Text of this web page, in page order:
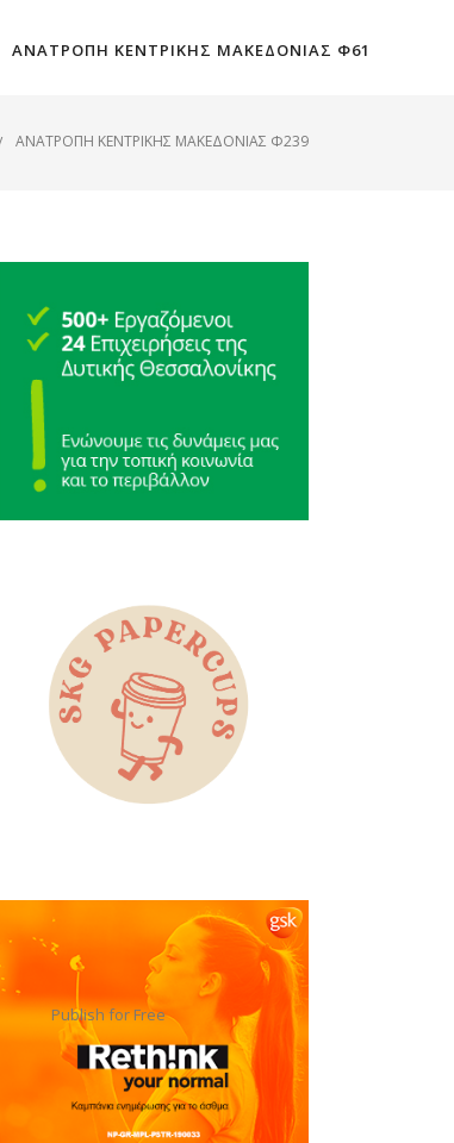
ΑΝΑΤΡΟΠΗ ΚΕΝΤΡΙΚΗΣ ΜΑΚΕΔΟΝΙΑΣ Φ61
ΑΝΑΤΡΟΠΗ ΚΕΝΤΡΙΚΗΣ ΜΑΚΕΔΟΝΙΑΣ Φ239
Publish for Free